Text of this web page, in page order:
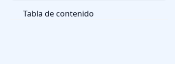
Tabla de contenido